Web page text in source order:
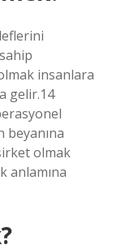
insanlara
gelir.14
beyanına
olmak
anlamına